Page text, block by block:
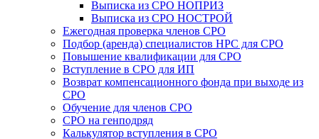
Выписка из СРО НОПРИЗ
Выписка из СРО НОСТРОЙ
Ежегодная проверка членов СРО
Подбор (аренда) специалистов НРС для СРО
Повышение квалификации для СРО
Вступление в СРО для ИП
Возврат компенсационного фонда при выходе из
СРО
Обучение для членов СРО
СРО на генподряд
Калькулятор вступления в СРО